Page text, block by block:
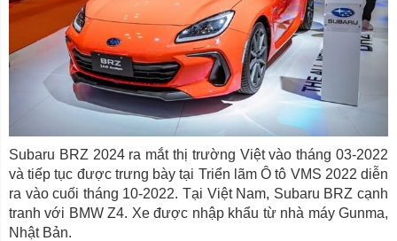
Subaru BRZ 2024 ra mắt thị trường Việt vào tháng 03-2022
và tiếp tục được trưng bày tại Triển lãm Ô tô VMS 2022 diễn
ra vào cuối tháng 10-2022. Tại Việt Nam, Subaru BRZ cạnh
tranh với BMW Z4. Xe được nhập khẩu từ nhà máy Gunma,
Nhật Bản.